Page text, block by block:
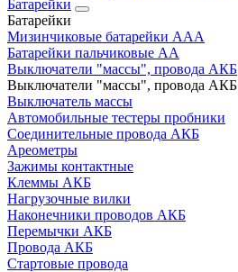
Батарейки
Батарейки
Мизинчиковые батарейки AAA
Батарейки пальчиковые АА
Выключатели "массы", провода АКБ
Выключатели "массы", провода АКБ
Выключатель массы
Автомобильные тестеры пробники
Соединительные провода АКБ
Ареометры
Зажимы контактные
Клеммы АКБ
Нагрузочные вилки
Наконечники проводов АКБ
Перемычки АКБ
Провода АКБ
Стартовые провода